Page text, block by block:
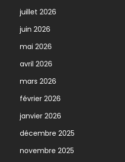
juillet 2026
juin 2026
mai 2026
avril 2026
mars 2026
février 2026
janvier 2026
décembre 2025
novembre 2025